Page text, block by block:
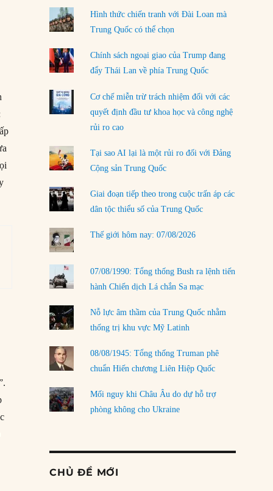
Tại sao Trung Quốc phủ nhận cuộc gặp với
04/08/2026
Điểm mù chiến lược của Trump tại Thái Bình
Dương
03/08/2026
Đặt cược vào thất bại: Các quỹ đầu tư mạo
rủi ro
02/08/2026
Làm thế nào để kết thúc Chiến tranh Iran?
01/08/2026
LOAD MORE
Hình thức chiến tranh với Đài Loan mà
Trung Quốc có thể chọn
Chính sách ngoại giao của Trump đang
đẩy Thái Lan về phía Trung Quốc
Cơ chế miễn trừ trách nhiệm đối với các
quyết định đầu tư khoa học và công nghệ
rủi ro cao
Tại sao AI lại là một rủi ro đối với Đảng
Cộng sản Trung Quốc
Giai đoạn tiếp theo trong cuộc trấn áp các
dân tộc thiểu số của Trung Quốc
Thế giới hôm nay: 07/08/2026
07/08/1990: Tổng thống Bush ra lệnh tiến
hành Chiến dịch Lá chắn Sa mạc
Nỗ lực âm thầm của Trung Quốc nhằm
thống trị khu vực Mỹ Latinh
08/08/1945: Tổng thống Truman phê
chuẩn Hiến chương Liên Hiệp Quốc
Mối nguy khi Châu Âu do dự hỗ trợ
phòng không cho Ukraine
CHỦ ĐỀ MỚI